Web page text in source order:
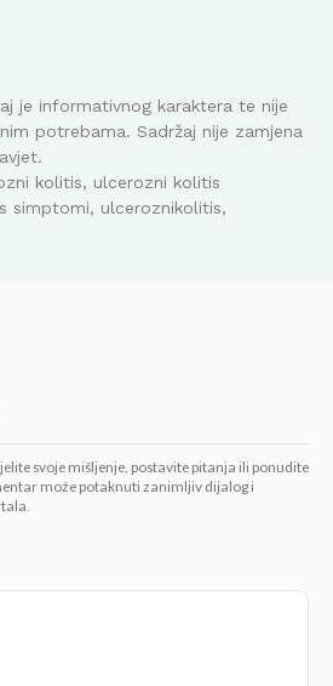
je informativnog karaktera te nije
potrebama. Sadržaj nije zamjena
kolitis, ulcerozni kolitis
simptomi, ulceroznikolitis,
svoje mišljenje, postavite pitanja ili ponudite
može potaknuti zanimljiv dijalog i